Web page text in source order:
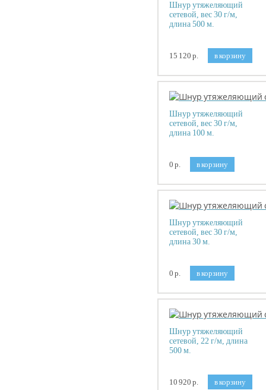
Шнур утяжеляющий
сетевой, вес 30 г/м,
длина 500 м.
15 120 р. в корзину
Шнур утяжеляющий
сетевой, вес 30 г/м,
длина 100 м.
0 р. в корзину
Шнур утяжеляющий
сетевой, вес 30 г/м,
длина 30 м.
0 р. в корзину
Шнур утяжеляющий
сетевой, 22 г/м, длина
500 м.
10 920 р. в корзину